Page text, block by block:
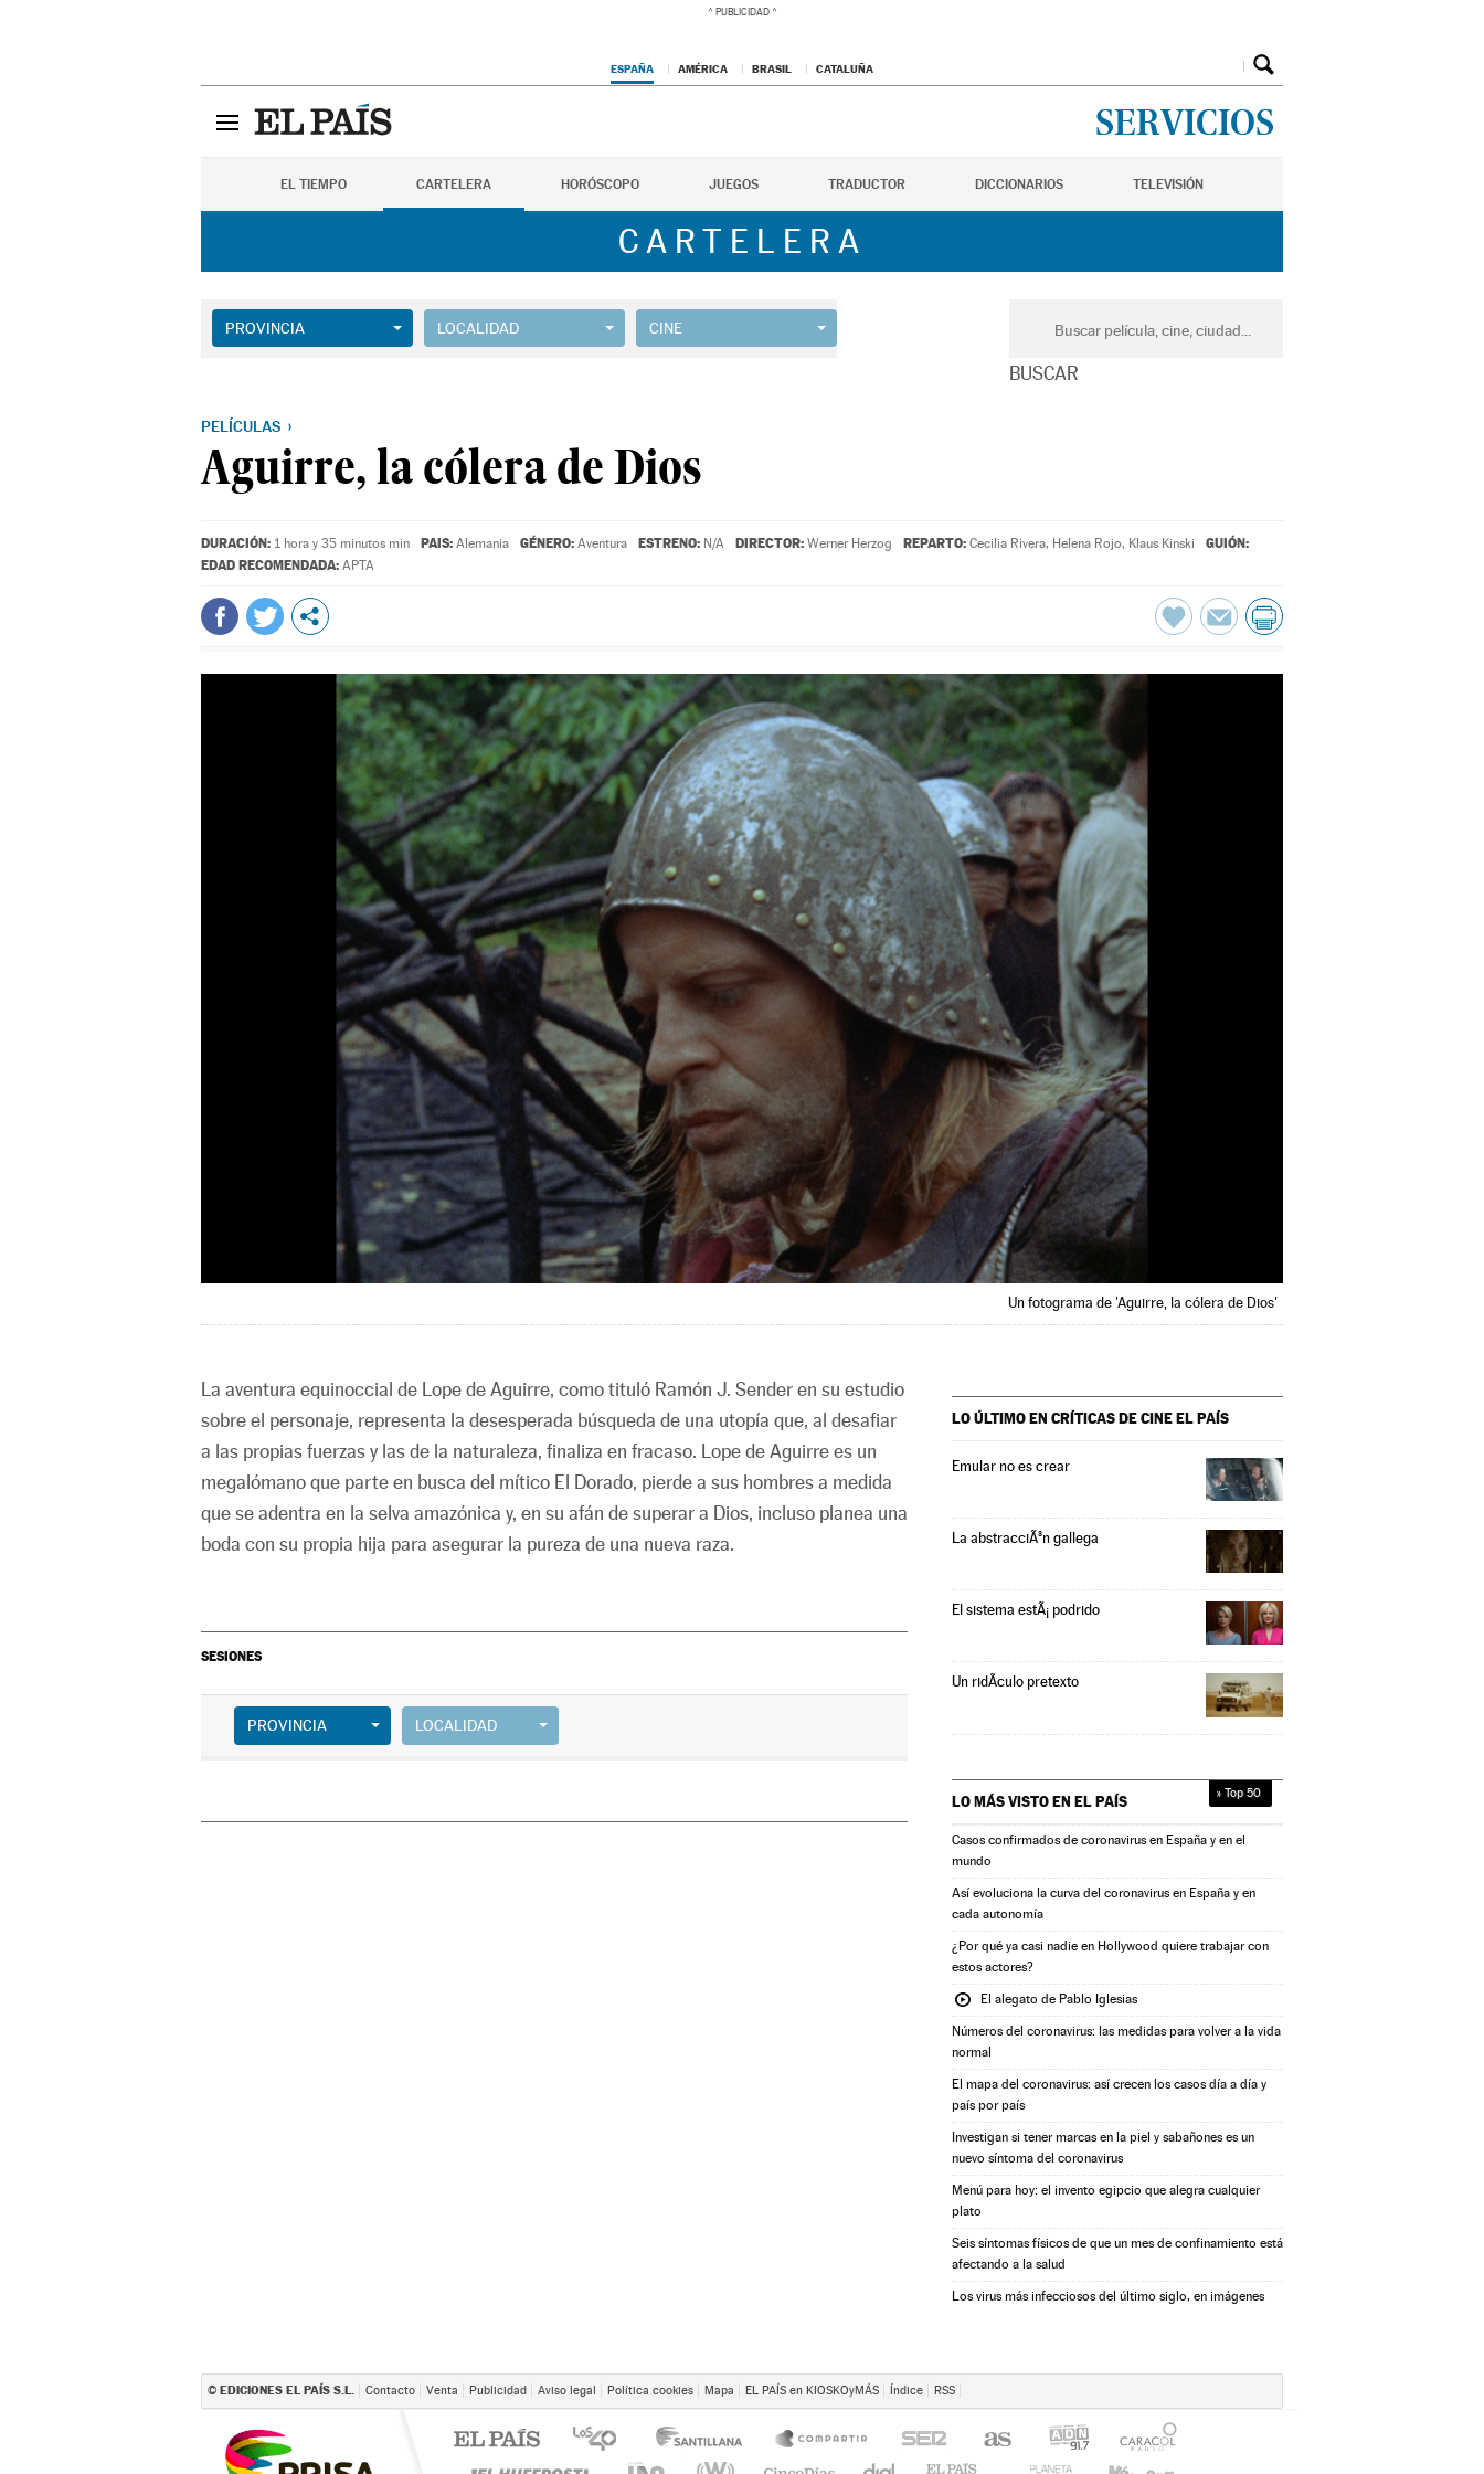
ESPAÑA AMÉRICA BRASIL CATALUÑA
SERVICIOS
EL TIEMPO CARTELERA HORÓSCOPO JUEGOS TRADUCTOR DICCIONARIOS TELEVISIÓN
CARTELERA
PROVINCIA LOCALIDAD CINE
PELÍCULAS
Aguirre, la cólera de Dios
DURACIÓN: 1 hora y 35 minutos min PAIS: Alemania GÉNERO: Aventura ESTRENO: N/A DIRECTOR: Werner Herzog REPARTO: Cecilia Rivera, Helena Rojo, Klaus Kinski
GUIÓN:
EDAD RECOMENDADA: APTA
Un fotograma de 'Aguirre, la cólera de Dios'
La aventura equinoccial de Lope de Aguirre, como tituló Ramón J. Sender en su estudio
sobre el personaje, representa la desesperada búsqueda de una utopía que, al desafiar
a las propias fuerzas y las de la naturaleza, finaliza en fracaso. Lope de Aguirre es un
megalómano que parte en busca del mítico El Dorado, pierde a sus hombres a medida
que se adentra en la selva amazónica y, en su afán de superar a Dios, incluso planea una
boda con su propia hija para asegurar la pureza de una nueva raza.
SESIONES
PROVINCIA LOCALIDAD
LO ÚLTIMO EN CRÍTICAS DE CINEEL PAÍS
Emular no es crear
La abstracciÃ³n gallega
El sistema estÃ¡ podrido
Un ridÃ­culo pretexto
LO MÁS VISTO EN EL PAÍS » Top 50
Casos confirmados de coronavirus en España y en el
mundo
Así evoluciona la curva del coronavirus en España y en
cada autonomía
¿Por qué ya casi nadie en Hollywood quiere trabajar con
estos actores?
El alegato de Pablo Iglesias
Números del coronavirus: las medidas para volver a la vida
normal
El mapa del coronavirus: así crecen los casos día a día y
país por país
Investigan si tener marcas en la piel y sabañones es un
nuevo síntoma del coronavirus
Menú para hoy: el invento egipcio que alegra cualquier
plato
Seis síntomas físicos de que un mes de confinamiento está
afectando a la salud
Los virus más infecciosos del último siglo, en imágenes
© EDICIONES EL PAÍS S.L. Contacto Venta Publicidad Aviso legal Política cookies Mapa EL PAÍS en KIOSKOyMÁS Índice RSS